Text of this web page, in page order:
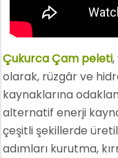
Çukurca Çam peleti
olarak, rüzgâr ve
kaynaklarına
alternatif enerji
çeşitli şekillerde
adımları kurutma,